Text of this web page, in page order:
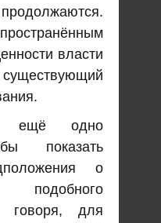
власти
ещё одно
показать
о
подобного
говоря, для